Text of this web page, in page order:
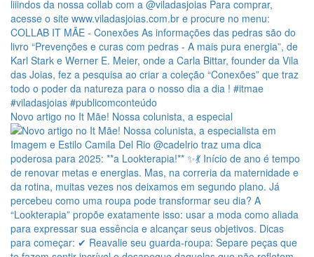
Novo artigo no It Mãe! Nossa colunista, a especial